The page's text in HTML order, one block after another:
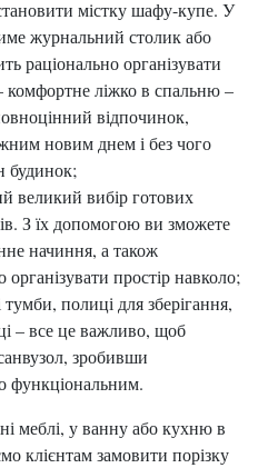
містку шафу-купе. У
журнальний столик або
раціонально організувати
комфортне ліжко в спальню –
відпочинок,
новим днем ​​і без чого
будинок;
великий вибір готових
З їх допомогою ви зможете
начиння, а також
простір навколо;
полиці для зберігання,
– все це важливо, щоб
зробивши
функціональним.
меблі, у ванну або кухню в
клієнтам замовити порізку